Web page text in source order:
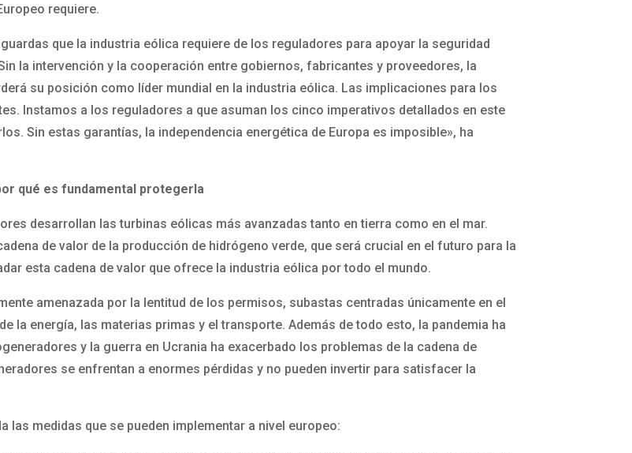
requiere.
que la industria eólica requiere de los reguladores para apoyar la seguridad
la intervención y la cooperación entre gobiernos, fabricantes y proveedores, la
su posición como líder mundial en la industria eólica. Las implicaciones para los
Instamos a los reguladores a que asuman los cinco imperativos detallados en este
Sin estas garantías, la independencia energética de Europa es imposible», ha
qué es fundamental protegerla
desarrollan las turbinas eólicas más avanzadas tanto en tierra como en el mar.
de valor de la producción de hidrógeno verde, que será crucial en el futuro para la
esta cadena de valor que ofrece la industria eólica por todo el mundo.
amenazada por la lentitud de los permisos, subastas centradas únicamente en el
la energía, las materias primas y el transporte. Además de todo esto, la pandemia ha
y la guerra en Ucrania ha exacerbado los problemas de la cadena de
se enfrentan a enormes pérdidas y no pueden invertir para satisfacer la
las medidas que se pueden implementar a nivel europeo: